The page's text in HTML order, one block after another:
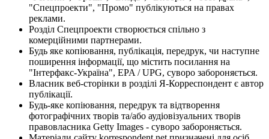
"Спецпроекти", "Промо" публікуються на правах
реклами.
Розділ Спецпроекти створюється спільно з
комерційними партнерами.
Будь яке копіювання, публікація, передрук, чи наступне
поширення інформації, що містить посилання на
"Інтерфакс-Україна", EPA / UPG, суворо забороняється.
Власник веб-сторінки в розділі Я-Корреспондент є автор
публікації.
Будь-яке копіювання, передрук та відтворення
фотографічних творів та/або аудіовізуальних творів
правовласника Getty Images - суворо забороняється.